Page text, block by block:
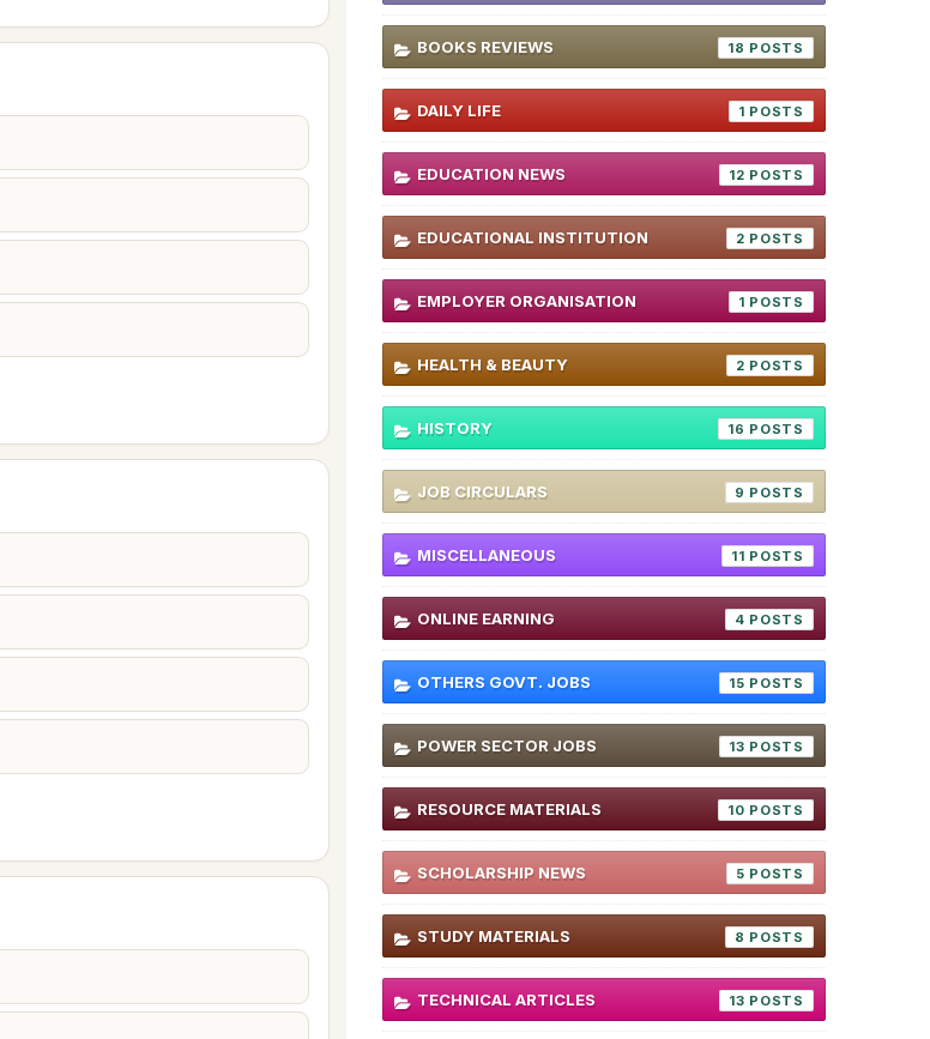
BOOKS REVIEWS 18
DAILY LIFE 1
EDUCATION NEWS 12
EDUCATIONAL INSTITUTION 2
EMPLOYER ORGANISATION 1
HEALTH & BEAUTY 2
HISTORY 16
JOB CIRCULARS 9
MISCELLANEOUS 11
ONLINE EARNING 4
OTHERS GOVT. JOBS 15
POWER SECTOR JOBS 13
RESOURCE MATERIALS 10
SCHOLARSHIP NEWS 5
STUDY MATERIALS 8
TECHNICAL ARTICLES 13